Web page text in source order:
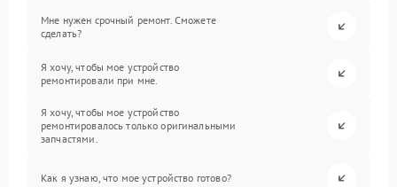
Мне нужен срочный ремонт. Сможете
сделать?
Я хочу, чтобы мое устройство
ремонтировали при мне.
Я хочу, чтобы мое устройство
ремонтировалось только оригинальными
запчастями.
Как я узнаю, что мое устройство готово?